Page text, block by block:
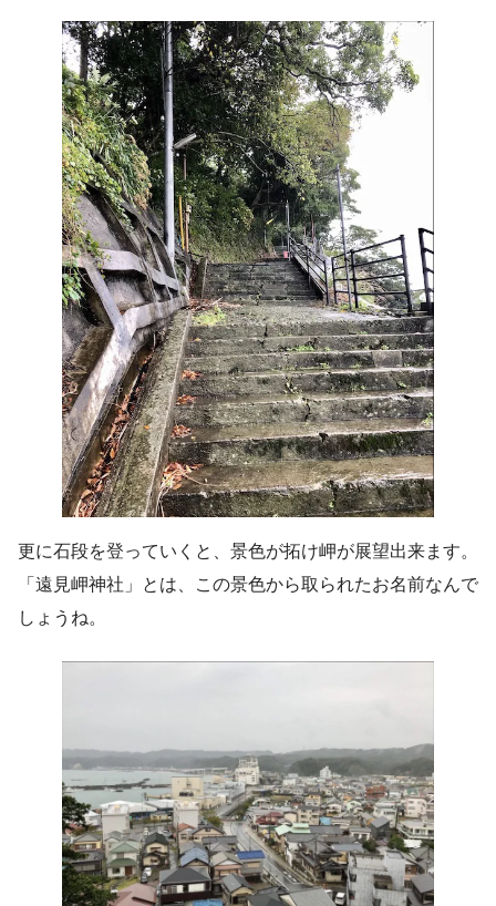
更に石段を登っていくと、景色が拓け岬が展望出来ます。
「遠見岬神社」とは、この景色から取られたお名前なんで
しょうね。